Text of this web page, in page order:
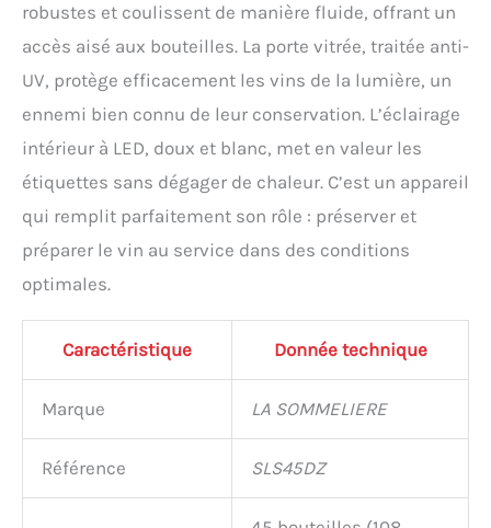
robustes et coulissent de manière fluide, offrant un
accès aisé aux bouteilles. La porte vitrée, traitée anti-
UV, protège efficacement les vins de la lumière, un
ennemi bien connu de leur conservation. L’éclairage
intérieur à LED, doux et blanc, met en valeur les
étiquettes sans dégager de chaleur. C’est un appareil
qui remplit parfaitement son rôle : préserver et
préparer le vin au service dans des conditions
optimales.
Caractéristique Donnée technique
Marque LA SOMMELIERE
Référence SLS45DZ